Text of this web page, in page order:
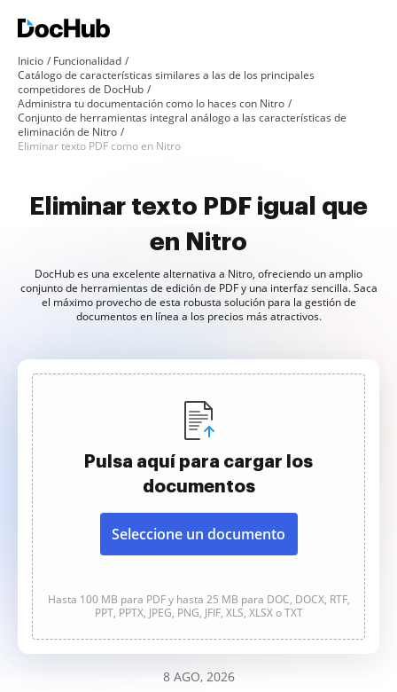
Inicio
Funcionalidad
Catálogo de características similares a las de los principales
competidores de DocHub
Administra tu documentación como lo haces con Nitro
Conjunto de herramientas integral análogo a las características de
eliminación de Nitro
Eliminar texto PDF como en Nitro
Eliminar texto PDF igual que
en Nitro
DocHub es una excelente alternativa a Nitro, ofreciendo un amplio
conjunto de herramientas de edición de PDF y una interfaz sencilla. Saca
el máximo provecho de esta robusta solución para la gestión de
documentos en línea a los precios más atractivos.
Pulsa aquí para cargar los
documentos
Seleccione un documento
Hasta 100 MB para PDF y hasta 25 MB para DOC, DOCX, RTF,
PPT, PPTX, JPEG, PNG, JFIF, XLS, XLSX o TXT
8 AGO, 2026